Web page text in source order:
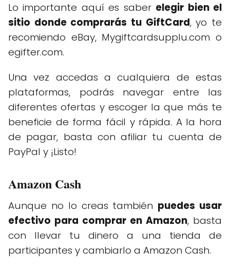
Lo importante aquí es saber elegir bien el
sitio donde comprarás tu GiftCard, yo te
recomiendo eBay, Mygiftcardsupplu.com o
egifter.com.
Una vez accedas a cualquiera de estas
plataformas, podrás navegar entre las
diferentes ofertas y escoger la que más te
beneficie de forma fácil y rápida. A la hora
de pagar, basta con afiliar tu cuenta de
PayPal y ¡Listo!
Amazon Cash
Aunque no lo creas también puedes usar
efectivo para comprar en Amazon, basta
con llevar tu dinero a una tienda de
participantes y cambiarlo a Amazon Cash.